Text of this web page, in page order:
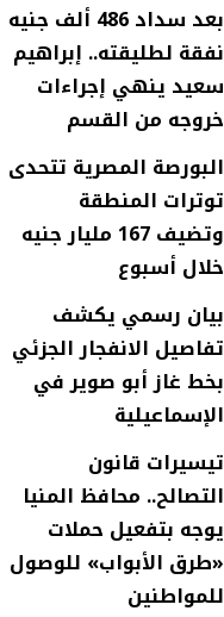
بعد سداد 486 ألف جنيه
نفقة لطليقته.. إبراهيم
سعيد ينهي إجراءات
خروجه من القسم
البورصة المصرية تتحدى
توترات المنطقة
وتضيف 167 مليار جنيه
خلال أسبوع
بيان رسمي يكشف
تفاصيل الانفجار الجزئي
بخط غاز أبو صوير في
الإسماعيلية
تيسيرات قانون
التصالح.. محافظ المنيا
يوجه بتفعيل حملات
«طرق الأبواب» للوصول
للمواطنين